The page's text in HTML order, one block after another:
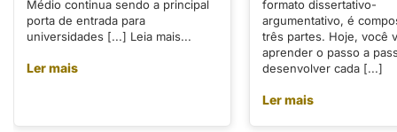
Médio continua sendo a principal
porta de entrada para
universidades [...] Leia mais...
Ler mais
formato dissertativo-
argumentativo, é
três partes. Hoje, você
aprender o passo a
desenvolver cada [...]
Ler mais